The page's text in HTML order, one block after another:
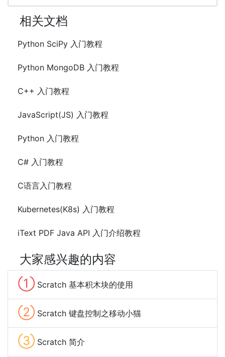
相关文档
Python SciPy 入门教程
Python MongoDB 入门教程
C++ 入门教程
JavaScript(JS) 入门教程
Python 入门教程
C# 入门教程
C语言入门教程
Kubernetes(K8s) 入门教程
iText PDF Java API 入门介绍教程
大家感兴趣的内容
① Scratch 基本积木块的使用
② Scratch 键盘控制之移动小猫
③ Scratch 简介